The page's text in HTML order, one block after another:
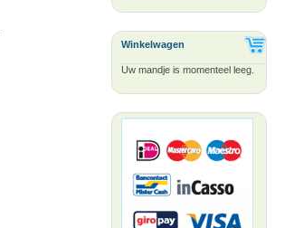
Winkelwagen
Uw mandje is momenteel leeg.